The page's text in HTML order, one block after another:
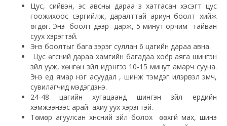
Цус, сийвэн, эс авсны дараа зүү хатгасан хэсэгт цус
гоожихоос сэргийлж, даралттай ариун боолт хийж
өгдөг. Энэ боолт дээр дарж, 5 минут орчим тайван
суух хэрэгтэй.
Энэ боолтыг бага зэрэг суллан 6 цагийн дараа авна.
Цус өгсний дараа хамгийн багадаа хоёр аяга шингэн
зүйл ууж, хөнгөн зүйл идэнгээ 10-15 минут амарч сууна.
Энэ үед ямар нэг асуудал , шинж тэмдэг илэрвэл эмч,
сувилагчид мэдэгдэнэ.
24-48 цагийн хугацаанд шингэн зүйл ердийн
хэмжээнээс арай ахиу уух хэрэгтэй.
Төмөр агуулсан хүнсний зүйл болох өөхгүй мах, шинэ